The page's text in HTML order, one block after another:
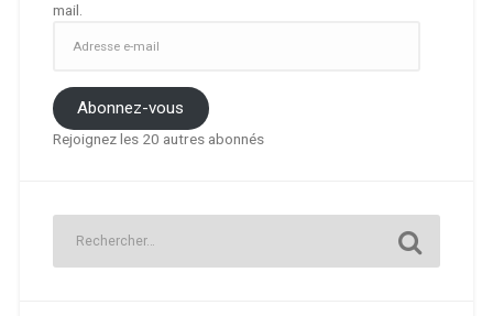
mail.
mail
Abonnez-vous
Rejoignez les 20 autres abonnés